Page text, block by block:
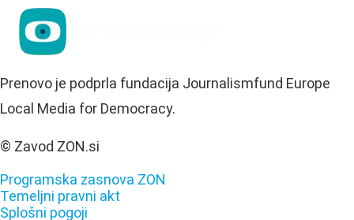
Prenovo je podprla fundacija Journalismfund Europe
Local Media for Democracy.
© Zavod ZON.si
Programska zasnova ZON
Temeljni pravni akt
Splošni pogoji